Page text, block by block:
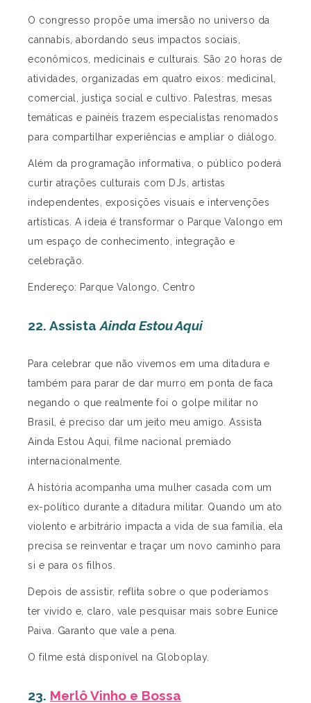
O congresso propõe uma imersão no universo da
cannabis, abordando seus impactos sociais,
econômicos, medicinais e culturais. São 20 horas de
atividades, organizadas em quatro eixos: medicinal,
comercial, justiça social e cultivo. Palestras, mesas
temáticas e painéis trazem especialistas renomados
para compartilhar experiências e ampliar o diálogo.
Além da programação informativa, o público poderá
curtir atrações culturais com DJs, artistas
independentes, exposições visuais e intervenções
artísticas. A ideia é transformar o Parque Valongo em
um espaço de conhecimento, integração e
celebração.
Endereço: Parque Valongo, Centro
22. AssistaAinda Estou Aqui
Para celebrar que não vivemos em uma ditadura e
também para parar de dar murro em ponta de faca
negando o que realmente foi o golpe militar no
Brasil, é preciso dar um jeito meu amigo. Assista
Ainda Estou Aqui, filme nacional premiado
internacionalmente.
A história acompanha uma mulher casada com um
ex-político durante a ditadura militar. Quando um ato
violento e arbitrário impacta a vida de sua família, ela
precisa se reinventar e traçar um novo caminho para
si e para os filhos.
Depois de assistir, reflita sobre o que poderíamos
ter vivido e, claro, vale pesquisar mais sobre Eunice
Paiva. Garanto que vale a pena.
O filme está disponível na Globoplay.
23. Merlô Vinho e Bossa